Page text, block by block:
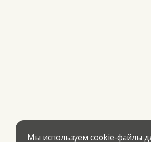
Мы используем cookie-файлы